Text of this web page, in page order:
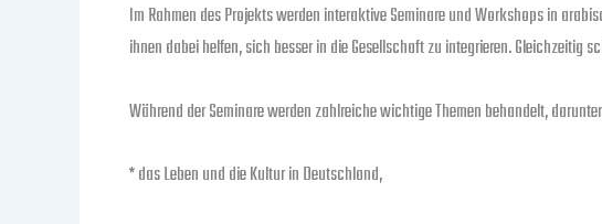
Im Rahmen des Projekts werden interaktive Seminare und Workshops in
ihnen dabei helfen, sich besser in die Gesellschaft zu integrieren.
Während der Seminare werden zahlreiche wichtige Themen behandelt,
* das Leben und die Kultur in Deutschland,